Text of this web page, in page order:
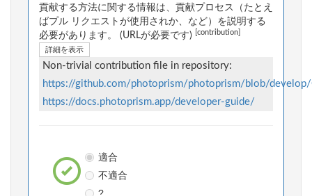
貢献する方法に関する情報は、貢献プロセス（たとえ
ばプル リクエストが使用されか、など）を説明する
必要があります。 (URLが必要です)
[contribution]
詳細を表示
Non-trivial contribution file in repository:
https://github.com/photoprism/photoprism/blob/develop/
https://docs.photoprism.app/developer-guide/
適合
不適合
?